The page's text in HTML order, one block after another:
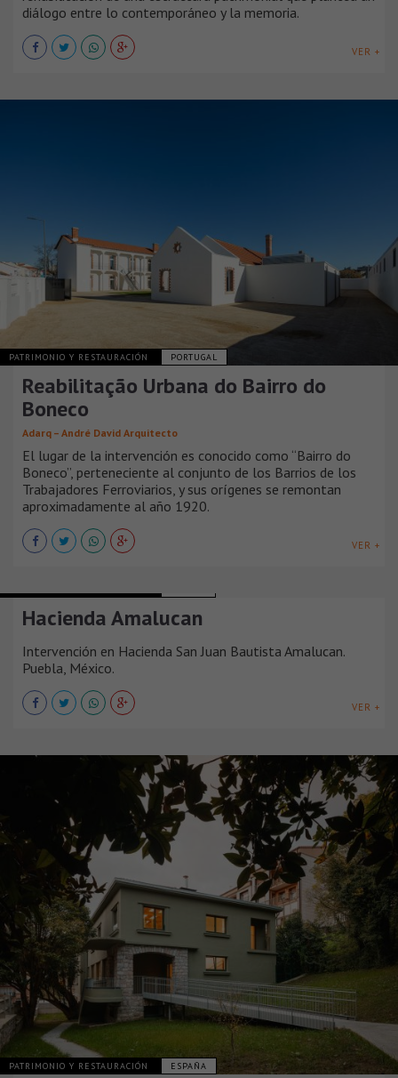
diálogo entre lo contemporáneo y la memoria.
VER +
PATRIMONIO Y RESTAURACIÓN PORTUGAL
Reabilitação Urbana do Bairro do
Boneco
Adarq – André David Arquitecto
El lugar de la intervención es conocido como “Bairro do
Boneco”, perteneciente al conjunto de los Barrios de los
Trabajadores Ferroviarios, y sus orígenes se remontan
aproximadamente al año 1920.
VER +
Hacienda Amalucan
Intervención en Hacienda San Juan Bautista Amalucan.
Puebla, México.
VER +
PATRIMONIO Y RESTAURACIÓN ESPAÑA